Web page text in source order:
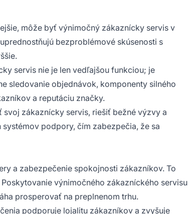
môže byť výnimočný zákaznícky servis v
bezproblémové skúsenosti s
servis nie je len vedľajšou funkciou; je
sledovanie objednávok, komponenty silného
a reputáciu značky.
zákaznícky servis, riešiť bežné výzvy a
podpory, čím zabezpečia, že sa
a zabezpečenie spokojnosti zákazníkov. To
výnimočného zákazníckého servisu
prosperovať na preplnenom trhu.
podporuje lojalitu zákazníkov a zvyšuje